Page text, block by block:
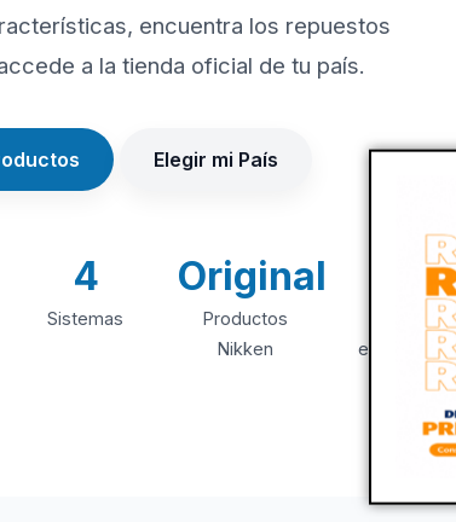
encuentra los repuestos
a la tienda oficial de tu país.
Elegir mi País
4
Sistemas
Original
Productos
Nikken
+20
Años de
experiencia